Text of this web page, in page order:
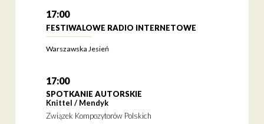
17:00
FESTIWALOWE RADIO INTERNETOWE
Warszawska Jesień
17:00
SPOTKANIE AUTORSKIE
Knittel / Mendyk
Związek Kompozytorów Polskich